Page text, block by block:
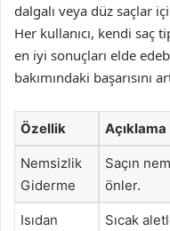
dalgalı veya düz saçlar
Her kullanıcı, kendi
en iyi sonuçları elde
bakımındaki başarısını
Özellik Açıklama
Nemsizlik
Giderme
Saçın
önler.
Isıdan
Sıcak